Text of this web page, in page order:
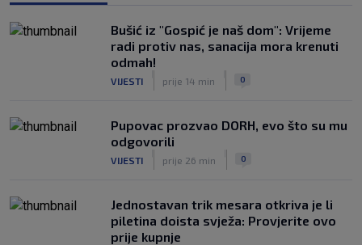
SK prije 7 h
Znate li kad je Hajduk u Europi zadnji
put dao pet golova? Igrali su Vlašić i
Balić, a trener je bio Burić
Bušić iz "Gospić je naš dom": Vrijeme
radi protiv nas, sanacija mora krenuti
odmah!
VIJESTI prije 14 min 0
Pupovac prozvao DORH, evo što su mu
odgovorili
VIJESTI prije 26 min 0
Jednostavan trik mesara otkriva je li
piletina doista svježa: Provjerite ovo
prije kupnje